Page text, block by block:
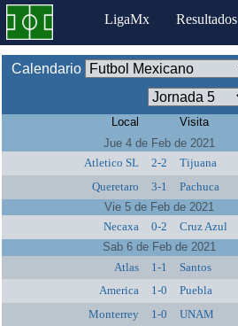
LigaMx Resultados
Calendario
Local Visita
Jue 4 de Feb de 2021
Atletico SL
2-2 Tijuana
Queretaro
3-1 Pachuca
Vie 5 de Feb de 2021
Necaxa
0-2 Cruz Azul
Sab 6 de Feb de 2021
Atlas
1-1 Santos
America
1-0 Puebla
Monterrey
1-0 UNAM